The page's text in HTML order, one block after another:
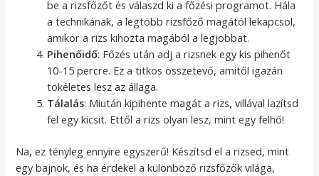
be a rizsfőzőt és válaszd ki a főzési programot. Hála
a technikának, a legtöbb rizsfőző magától lekapcsol,
amikor a rizs kihozta magából a legjobbat.
Pihenőidő: Főzés után adj a rizsnek egy kis pihenőt
10-15 percre. Ez a titkos összetevő, amitől igazán
tökéletes lesz az állaga.
Tálalás: Miután kipihente magát a rizs, villával lazítsd
fel egy kicsit. Ettől a rizs olyan lesz, mint egy felhő!
Na, ez tényleg ennyire egyszerű! Készítsd el a rizsed, mint
egy bajnok, és ha érdekel a különböző rizsfőzők világa,